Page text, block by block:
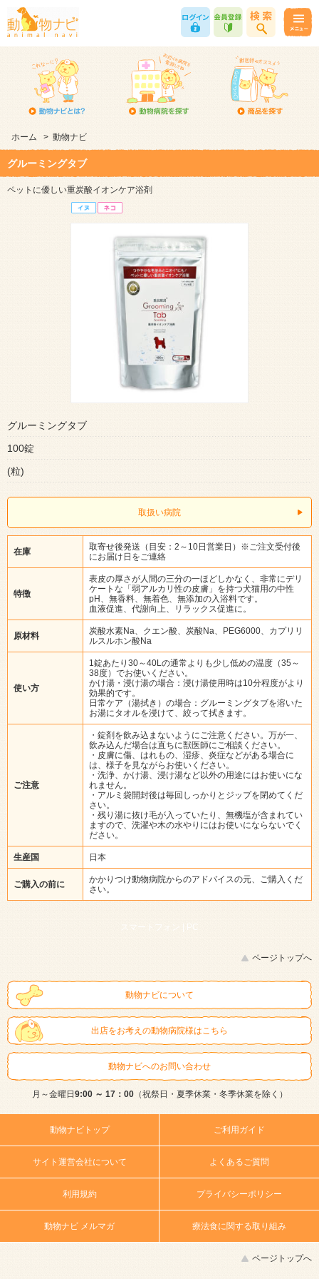
ホーム > 動物ナビ
グルーミングタブ
ペットに優しい重炭酸イオンケア浴剤
グルーミングタブ
100錠
(粒)
取扱い病院
在庫
取寄せ後発送（目安：2～10日営業日）※ご注文受付後
にお届け日をご連絡
特徴
表皮の厚さが人間の三分の一ほどしかなく、非常にデリ
ケートな「弱アルカリ性の皮膚」を持つ犬猫用の中性
pH、無香料、無着色、無添加の入浴料です。
血液促進、代謝向上、リラックス促進に。
原材料
炭酸水素Na、クエン酸、炭酸Na、PEG6000、カプリリ
ルスルホン酸Na
使い方
1錠あたり30～40Lの通常よりも少し低めの温度（35～
38度）でお使いください。
かけ湯・浸け湯の場合：浸け湯使用時は10分程度がより
効果的です。
日常ケア（湯拭き）の場合：グルーミングタブを溶いた
お湯にタオルを浸けて、絞って拭きます。
ご注意
・錠剤を飲み込まないようにご注意ください。万が一、
飲み込んだ場合は直ちに獣医師にご相談ください。
・皮膚に傷、はれもの、湿疹、炎症などがある場合に
は、様子を見ながらお使いください。
・洗浄、かけ湯、浸け湯など以外の用途にはお使いにな
れません。
・アルミ袋開封後は毎回しっかりとジップを閉めてくだ
さい。
・残り湯に抜け毛が入っていたり、無機塩が含まれてい
ますので、洗濯や木の水やりにはお使いにならないでく
ださい。
生産国 日本
ご購入の前に
かかりつけ動物病院からのアドバイスの元、ご購入くだ
さい。
スマートフォン | PC
ページトップへ
動物ナビについて
出店をお考えの動物病院様はこちら
動物ナビへのお問い合わせ
月～金曜日9:00 ～ 17：00（祝祭日・夏季休業・冬季休業を除く）
動物ナビトップ ご利用ガイド
サイト運営会社について よくあるご質問
利用規約 プライバシーポリシー
動物ナビ メルマガ 療法食に関する取り組み
ページトップへ